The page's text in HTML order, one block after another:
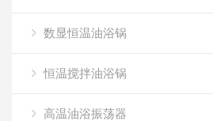
数显恒温油浴锅
恒温搅拌油浴锅
高温油浴振荡器